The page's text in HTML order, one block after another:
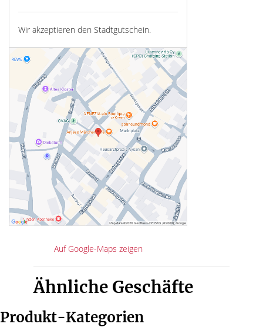
Wir akzeptieren den Stadtgutschein.
Auf Google-Maps zeigen
Ähnliche Geschäfte
Produkt-Kategorien